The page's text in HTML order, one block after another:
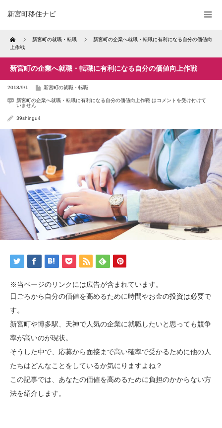
新宮町移住ナビ
Home 新宮町の就職・転職
新宮町の企業へ就職・転職に有利になる自分の価値向
上作戦
新宮町の企業へ就職・転職に有利になる自分の価値向上作戦
2018/9/1 新宮町の就職・転職
新宮町の企業へ就職・転職に有利になる自分の価値向上作戦 はコメントを受け付けて
いません
39shingu4
※当ページのリンクには広告が含まれています。
日ごろから自分の価値を高めるために時間やお金の投資は必要で
す。
新宮町や博多駅、天神で人気の企業に就職したいと思っても競争
率が高いのが現状。
そうした中で、応募から面接まで高い確率で受かるために他の人
たちはどんなことをしているか気にりますよね？
この記事では、あなたの価値を高めるために負担のかからない方
法を紹介します。